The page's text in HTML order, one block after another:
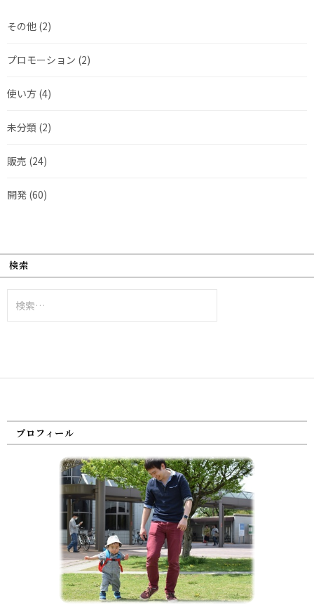
その他 (2)
プロモーション (2)
使い方 (4)
未分類 (2)
販売 (24)
開発 (60)
検索
索:
プロフィール